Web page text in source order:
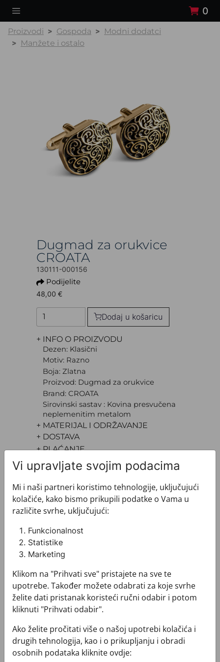
0
Proizvodi Gospoda
Modni dodatci
Manžete i ostalo
Dugmad za orukvice
CROATA
130111-000156
Podijelite
48,00 €
Dodaj u košaricu
+ INFO O PROIZVODU
Dezen: Klasični
Motiv: Razno
Boja: Zlatna
Proizvod: Dugmad za orukvice
Brand: CROATA
Sirovinski sastav : Kovina presvučena
neplemenitim metalom
+ MATERIJAL I ODRŽAVANJE
+ DOSTAVA
+ PLAĆANJE
+ POVRATI I ZAMJENE
Pogledajte i ovo
Vi upravljate svojim podacima
Mi i naši partneri koristimo tehnologije, uključujući
kolačiće, kako bismo prikupili podatke o Vama u
različite svrhe, uključujući:
Funkcionalnost
Statistike
Marketing
Klikom na "Prihvati sve" pristajete na sve te
upotrebe. Također možete odabrati za koje svrhe
želite dati pristanak koristeći ručni odabir i potom
kliknuti "Prihvati odabir".
Ako želite pročitati više o našoj upotrebi kolačića i
drugih tehnologija, kao i o prikupljanju i obradi
osobnih podataka kliknite ovdje: